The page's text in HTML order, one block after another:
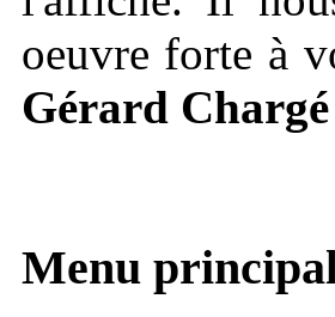
oeuvre forte à
Gérard Chargé
Menu